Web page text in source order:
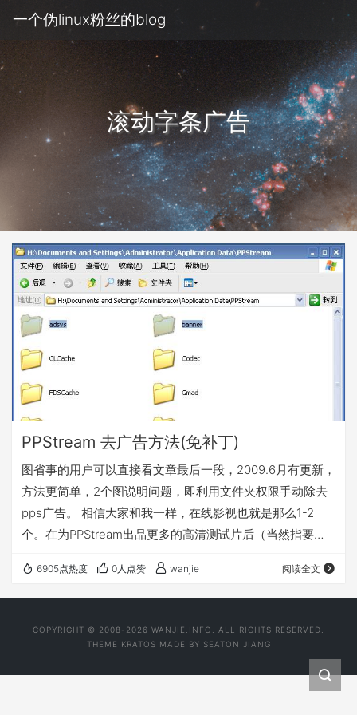
一个伪linux粉丝的blog
滚动字条广告
PPStream 去广告方法(免补丁)
图省事的用户可以直接看文章最后一段，2009.6月有更新，
方法更简单，2个图说明问题，即利用文件夹权限手动除去
pps广告。 相信大家和我一样，在线影视也就是那么1-2
个。在为PPStream出品更多的高清测试片后（当然指要求
的同时，有没有厌烦它的广告了。每次影片开始前整整30秒
的广告，似乎以前没这么长时间的广告，太痛苦了，今天学
PPStream广告 。赶紧纪录一下。哈哈。
6905点热度 0人点赞 wanjie 阅读全文
COPYRIGHT © 2008-2026 WANJIE.INFO. ALL RIGHTS RESERVED.
THEME KRATOS MADE BY SEATON JIANG